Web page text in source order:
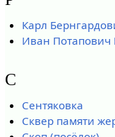
Карл
Иван Потапович
С
Сентяковка
Сквер памяти